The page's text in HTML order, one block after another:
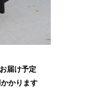
届け予定
かかります